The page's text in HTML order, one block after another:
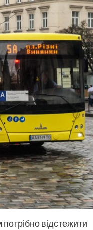
відстежити